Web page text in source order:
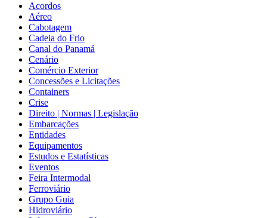
Acordos
Aéreo
Cabotagem
Cadeia do Frio
Canal do Panamá
Cenário
Comércio Exterior
Concessões e Licitações
Containers
Crise
Direito | Normas | Legislação
Embarcações
Entidades
Equipamentos
Estudos e Estatísticas
Eventos
Feira Intermodal
Ferroviário
Grupo Guia
Hidroviário